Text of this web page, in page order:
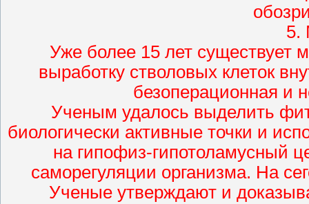
5.
Уже более 15 лет существует
выработку стволовых клеток
безоперационная и
Ученым удалось выделить
биологически активные точки и
на гипофиз-гипотоламусный
саморегуляции организма. На
Ученые утверждают и